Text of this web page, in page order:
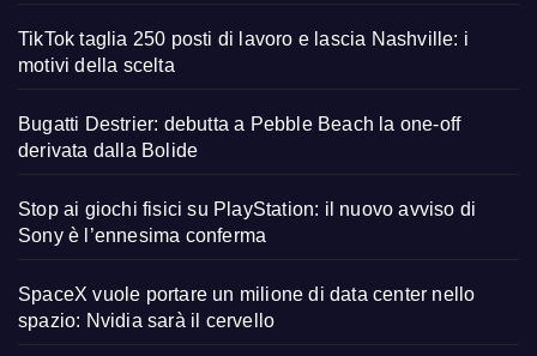
TikTok taglia 250 posti di lavoro e lascia Nashville: i
motivi della scelta
Bugatti Destrier: debutta a Pebble Beach la one-off
derivata dalla Bolide
Stop ai giochi fisici su PlayStation: il nuovo avviso di
Sony è l’ennesima conferma
SpaceX vuole portare un milione di data center nello
spazio: Nvidia sarà il cervello